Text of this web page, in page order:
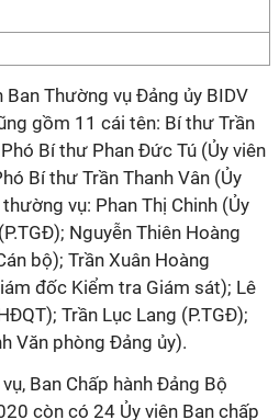
Ban Thường vụ Đảng ủy BIDV
gồm 11 cái tên: Bí thư Trần
Bí thư Phan Đức Tú (Ủy viên
Bí thư Trần Thanh Vân (Ủy
vụ: Phan Thị Chinh (Ủy
Nguyễn Thiên Hoàng
bộ); Trần Xuân Hoàng
đốc Kiểm tra Giám sát); Lê
Trần Lục Lang (P.TGĐ);
Văn phòng Đảng ủy).
Ban Chấp hành Đảng Bộ
còn có 24 Ủy viên Ban chấp